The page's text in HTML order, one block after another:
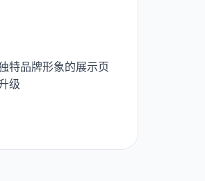
特品牌形象的展示页
级